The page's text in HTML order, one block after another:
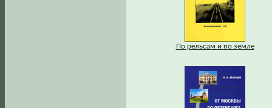
По рельсам и по земле